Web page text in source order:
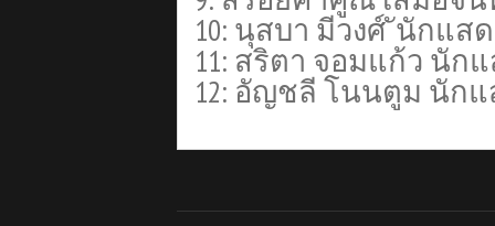
10: นุสบา มีวงศ์ ันักแส
11: สริตา จอมแก้ว นัก
12: อัญชลี โนนตูม นัก